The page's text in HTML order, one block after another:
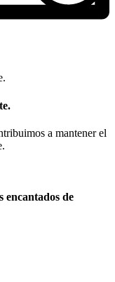
a mantener el
encantados de